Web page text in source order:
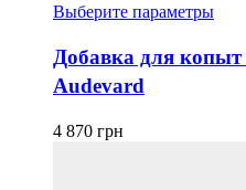
Выберите параметрыЭтот
Добавка для
Audevard
4 870 грн